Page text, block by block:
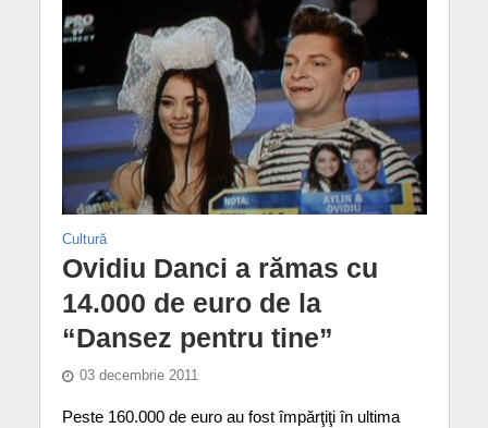
Cultură
Ovidiu Danci a rămas cu
14.000 de euro de la
“Dansez pentru tine”
03 decembrie 2011
Peste 160.000 de euro au fost împărţiţi în ultima